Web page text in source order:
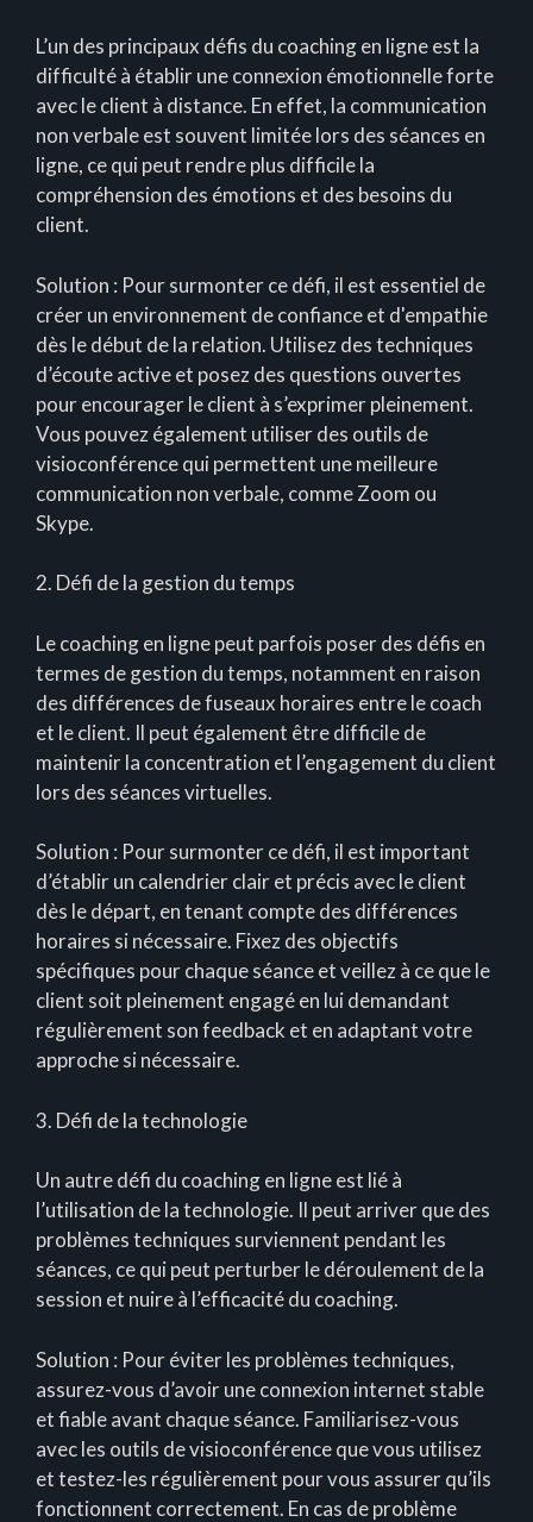
L’un des principaux défis du coaching en ligne est la
difficulté à établir une connexion émotionnelle forte
avec le client à distance. En effet, la communication
non verbale est souvent limitée lors des séances en
ligne, ce qui peut rendre plus difficile la
compréhension des émotions et des besoins du
client.
Solution : Pour surmonter ce défi, il est essentiel de
créer un environnement de confiance et d'empathie
dès le début de la relation. Utilisez des techniques
d’écoute active et posez des questions ouvertes
pour encourager le client à s’exprimer pleinement.
Vous pouvez également utiliser des outils de
visioconférence qui permettent une meilleure
communication non verbale, comme Zoom ou
Skype.
2. Défi de la gestion du temps
Le coaching en ligne peut parfois poser des défis en
termes de gestion du temps, notamment en raison
des différences de fuseaux horaires entre le coach
et le client. Il peut également être difficile de
maintenir la concentration et l’engagement du client
lors des séances virtuelles.
Solution : Pour surmonter ce défi, il est important
d’établir un calendrier clair et précis avec le client
dès le départ, en tenant compte des différences
horaires si nécessaire. Fixez des objectifs
spécifiques pour chaque séance et veillez à ce que le
client soit pleinement engagé en lui demandant
régulièrement son feedback et en adaptant votre
approche si nécessaire.
3. Défi de la technologie
Un autre défi du coaching en ligne est lié à
l’utilisation de la technologie. Il peut arriver que des
problèmes techniques surviennent pendant les
séances, ce qui peut perturber le déroulement de la
session et nuire à l’efficacité du coaching.
Solution : Pour éviter les problèmes techniques,
assurez-vous d’avoir une connexion internet stable
et fiable avant chaque séance. Familiarisez-vous
avec les outils de visioconférence que vous utilisez
et testez-les régulièrement pour vous assurer qu’ils
fonctionnent correctement. En cas de problème